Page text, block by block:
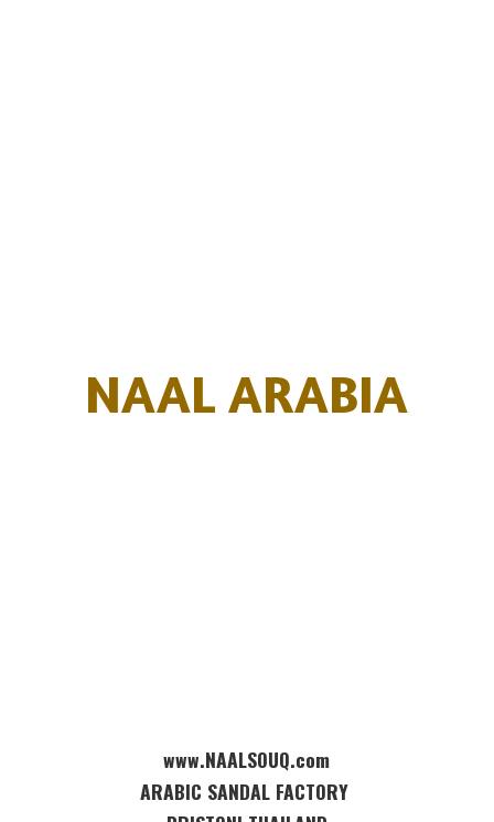
NAAL ARABIA
www.NAALSOUQ.com
ARABIC SANDAL FACTORY